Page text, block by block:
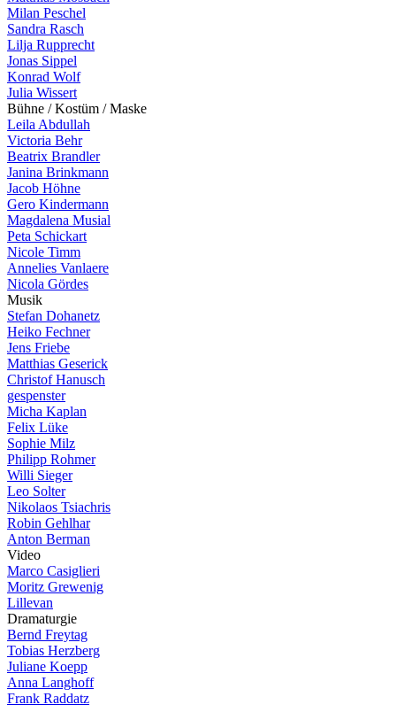
Milan Peschel
Sandra Rasch
Lilja Rupprecht
Jonas Sippel
Konrad Wolf
Julia Wissert
Bühne / Kostüm / Maske
Leila Abdullah
Victoria Behr
Beatrix Brandler
Janina Brinkmann
Jacob Höhne
Gero Kindermann
Magdalena Musial
Peta Schickart
Nicole Timm
Annelies Vanlaere
Nicola Gördes
Musik
Stefan Dohanetz
Heiko Fechner
Jens Friebe
Matthias Geserick
Christof Hanusch
gespenster
Micha Kaplan
Felix Lüke
Sophie Milz
Philipp Rohmer
Willi Sieger
Leo Solter
Nikolaos Tsiachris
Robin Gehlhar
Anton Berman
Video
Marco Casiglieri
Moritz Grewenig
Lillevan
Dramaturgie
Bernd Freytag
Tobias Herzberg
Juliane Koepp
Anna Langhoff
Frank Raddatz